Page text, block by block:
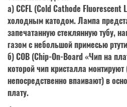
а) CCFL (Cold Cathode
холодным катодом. Лампа
запечатанную стеклянную тубу,
газом с небольшой примесью
б) COB (Chip-On-Board «Чип на
которой чип кристалла
непосредственно впаивают) в
плату.
.